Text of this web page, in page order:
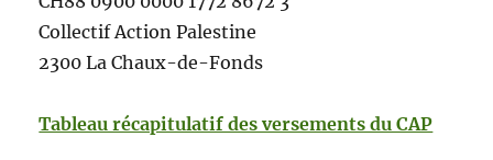
Collectif Action Palestine
2300 La Chaux-de-Fonds
Tableau récapitulatif des versements du CAP